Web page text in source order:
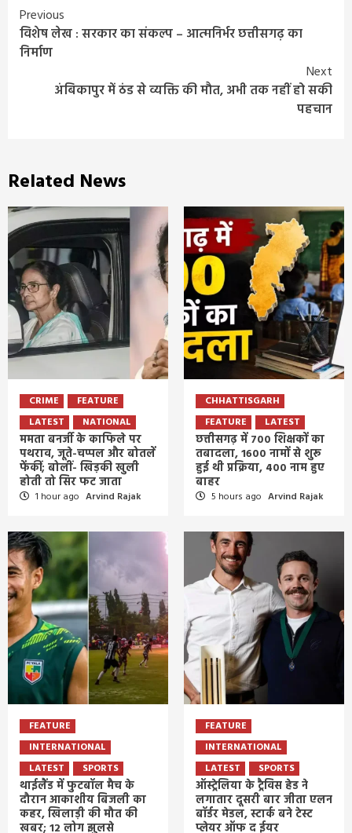
Continue
Reading
Previous
विशेष लेख : सरकार का संकल्प – आत्मनिर्भर छत्तीसगढ़ का
निर्माण
Next
अंबिकापुर में ठंड से व्यक्ति की मौत, अभी तक नहीं हो सकी
पहचान
Related News
CRIME
FEATURE
LATEST
NATIONAL
ममता बनर्जी के काफिले पर
पथराव, जूते-चप्पल और बोतलें
फेंकीं; बोलीं- खिड़की खुली
होती तो सिर फट जाता
1 hour ago Arvind Rajak
CHHATTISGARH
FEATURE
LATEST
छत्तीसगढ़ में 700 शिक्षकों का
तबादला, 1600 नामों से शुरू
हुई थी प्रक्रिया, 400 नाम हुए
बाहर
5 hours ago Arvind Rajak
FEATURE
INTERNATIONAL
LATEST
SPORTS
थाईलैंड में फुटबॉल मैच के
दौरान आकाशीय बिजली का
कहर, खिलाड़ी की मौत की
खबर; 12 लोग झुलसे
FEATURE
INTERNATIONAL
LATEST
SPORTS
ऑस्ट्रेलिया के ट्रैविस हेड ने
लगातार दूसरी बार जीता एलन
बॉर्डर मेडल, स्टार्क बने टेस्ट
प्लेयर ऑफ द ईयर